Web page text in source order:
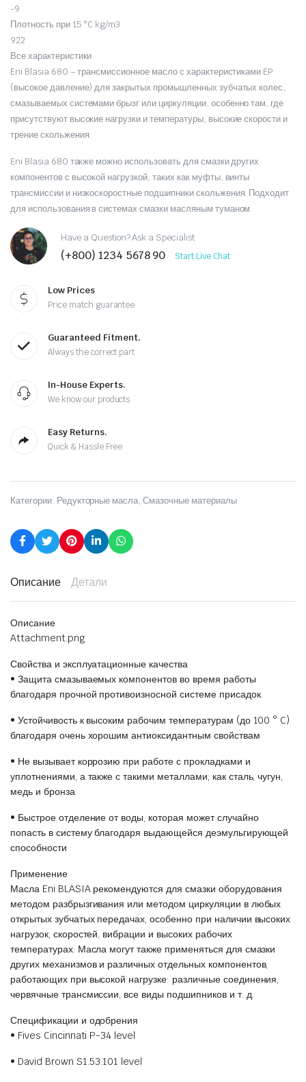
-9
Плотность при 15 °C kg/m3
922
Все характеристики
Eni Blasia 680 – трансмиссионное масло с характеристиками EP
(высокое давление) для закрытых промышленных зубчатых колес,
смазываемых системами брызг или циркуляции, особенно там, где
присутствуют высокие нагрузки и температуры, высокие скорости и
трение скольжения.
Eni Blasia 680 также можно использовать для смазки других
компонентов с высокой нагрузкой, таких как муфты, винты
трансмиссии и низкоскоростные подшипники скольжения. Подходит
для использования в системах смазки масляным туманом.
Have a Question? Ask a Specialist
(+800) 1234 5678 90 Start Live Chat
Low Prices
Price match guarantee
Guaranteed Fitment.
Always the correct part
In-House Experts.
We know our products
Easy Returns.
Quick & Hassle Free
Категории: Редукторные масла,Смазочные материалы
Описание Детали
Описание
Attachment.png
Свойства и эксплуатационные качества
• Защита смазываемых компонентов во время работы
благодаря прочной противоизносной системе присадок.
• Устойчивость к высоким рабочим температурам (до 100 ° C)
благодаря очень хорошим антиоксидантным свойствам
• Не вызывает коррозию при работе с прокладками и
уплотнениями, а также с такими металлами, как сталь, чугун,
медь и бронза.
• Быстрое отделение от воды, которая может случайно
попасть в систему благодаря выдающейся деэмульгирующей
способности
Применение
Масла Eni BLASIA рекомендуются для смазки оборудования
методом разбрызгивания или методом циркуляции в любых
открытых зубчатых передачах, особенно при наличии высоких
нагрузок, скоростей, вибрации и высоких рабочих
температурах. Масла могут также применяться для смазки
других механизмов и различных отдельных компонентов,
работающих при высокой нагрузке: различные соединения,
червячные трансмиссии, все виды подшипников и т. д.
Спецификации и одобрения
• Fives Cincinnati P-34 level
• David Brown S1.53.101 level